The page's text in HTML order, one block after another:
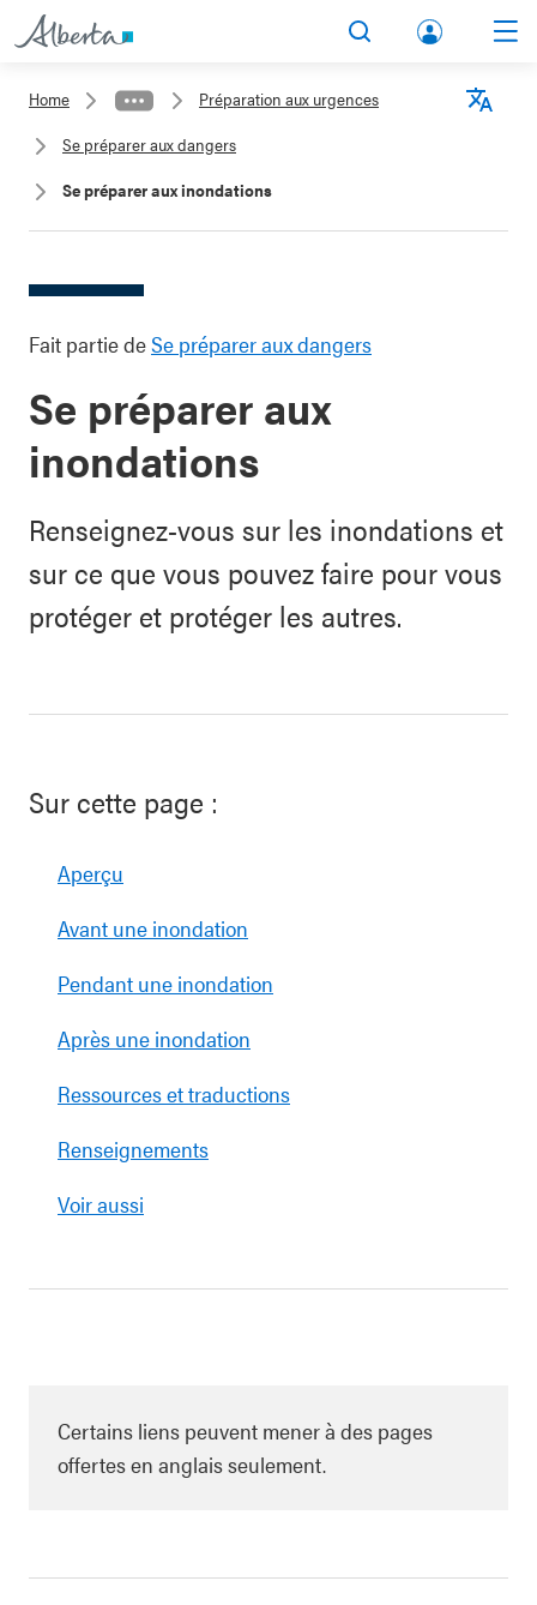
lbert
Home
Préparation aux urgences
Se préparer aux dangers
Se préparer aux inondations
Fait partie deSe préparer aux dangers
Se préparer aux
inondations
Renseignez-vous sur les inondations et
sur ce que vous pouvez faire pour vous
protéger et protéger les autres.
Sur cette page :
Aperçu
Avant une inondation
Pendant une inondation
Après une inondation
Ressources et traductions
Renseignements
Voir aussi
Certains liens peuvent mener à des pages
offertes en anglais seulement.